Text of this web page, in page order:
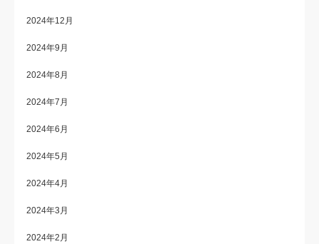
2024年12月
2024年9月
2024年8月
2024年7月
2024年6月
2024年5月
2024年4月
2024年3月
2024年2月